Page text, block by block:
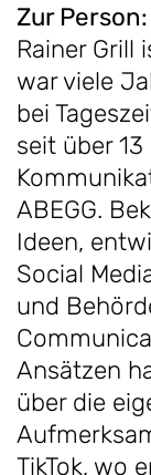
Zur Person:
Rainer Grill
war viele
bei
seit über
ABEGG.
Ideen,
Social
und
Ansätzen
über die
TikTok, wo